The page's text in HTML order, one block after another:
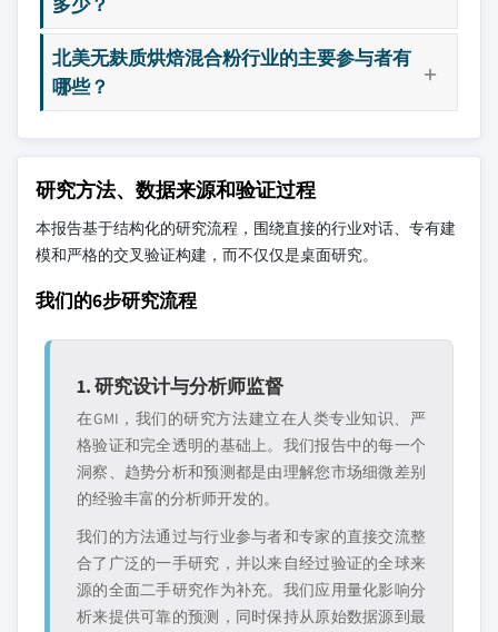
北美无麸质烘焙混合粉行业的主要参与者有
哪些？
研究方法、数据来源和验证过程
本报告基于结构化的研究流程，围绕直接的行业对话、专有建
模和严格的交叉验证构建，而不仅仅是桌面研究。
我们的6步研究流程
1. 研究设计与分析师监督
在GMI，我们的研究方法建立在人类专业知识、严
格验证和完全透明的基础上。我们报告中的每一个
洞察、趋势分析和预测都是由理解您市场细微差别
的经验丰富的分析师开发的。
我们的方法通过与行业参与者和专家的直接交流整
合了广泛的一手研究，并以来自经过验证的全球来
源的全面二手研究作为补充。我们应用量化影响分
析来提供可靠的预测，同时保持从原始数据源到最